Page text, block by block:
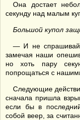
Она достает
секунду над малым
Большой купол
— И не
замечая наши
но хоть пару
попрощаться с
Следующие
сначала пришла
если бы в
собой веер, за